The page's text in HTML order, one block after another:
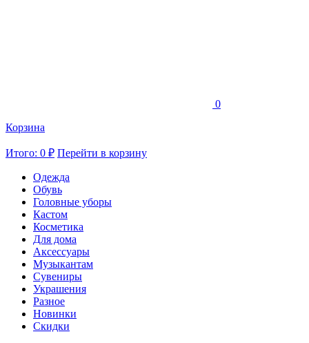
0
Корзина
Итого: 0 ₽ Перейти в корзину
Одежда
Обувь
Головные уборы
Кастом
Косметика
Для дома
Аксессуары
Музыкантам
Сувениры
Украшения
Разное
Новинки
Скидки